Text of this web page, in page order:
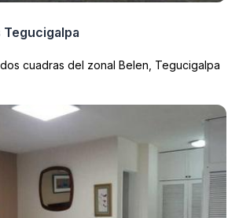
cuadras del zonal Belen, Tegucigalpa